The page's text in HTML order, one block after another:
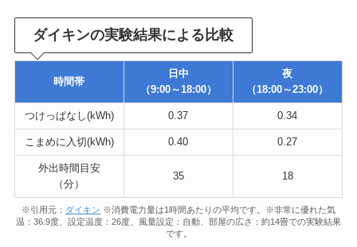
ダイキンの実験結果による比較
時間帯
日中
（9:00～18:00）
夜
（18:00～23:00）
つけっぱなし(kWh) 0.37 0.34
こまめに入切(kWh) 0.40 0.27
外出時間目安
（分）
35 18
※引用元： ダイキン ※消費電力量は1時間あたりの平均です。※非常に優れた気
温：36.9度、設定温度：26度、風量設定：自動、部屋の広さ：約14畳での実験結果
です。